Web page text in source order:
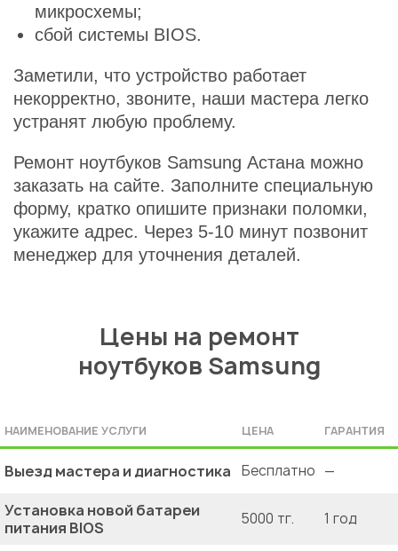
микросхемы;
сбой системы BIOS.
Заметили, что устройство работает
некорректно, звоните, наши мастера легко
устранят любую проблему.
Ремонт ноутбуков Samsung Астана можно
заказать на сайте. Заполните специальную
форму, кратко опишите признаки поломки,
укажите адрес. Через 5-10 минут позвонит
менеджер для уточнения деталей.
Цены на ремонт
ноутбуков Samsung
НАИМЕНОВАНИЕ УСЛУГИ ЦЕНА ГАРАНТИЯ
Выезд мастера и диагностика Бесплатно —
Установка новой батареи
питания BIOS
5000 тг. 1 год